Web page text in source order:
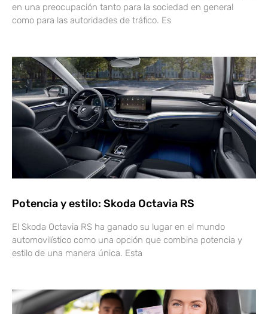
en una preocupación tanto para la sociedad en general
como para las autoridades de tráfico. Es
Potencia y estilo: Skoda Octavia RS
El Skoda Octavia RS ha ganado su lugar en el mundo
automovilístico como una opción que combina potencia y
estilo de una manera única. Esta